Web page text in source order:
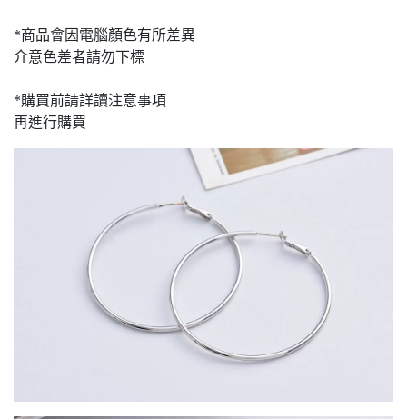
*商品會因電腦顏色有所差異
介意色差者請勿下標
*購買前請詳讀注意事項
再進行購買